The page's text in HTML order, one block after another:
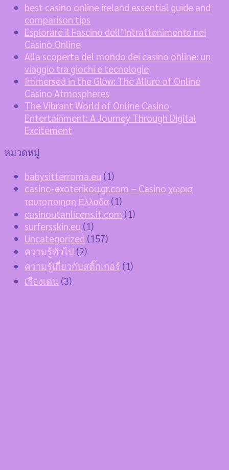
best casino online ireland essential guide and
comparison tips
Esplorare il Fascino dell’Intrattenimento nei
Casinò Online
Alla scoperta del mondo dei casino online: un
viaggio tra giochi e tecnologie
Immersed in the Glow: The Allure of Online
Casino Atmospheres
The Vibrant World of Online Casino
Entertainment: A Journey Through Digital
Excitement
หมวดหมู่
babysitterroma.eu (1)
casino-exoterikou.gr.com – Casino χωρισ
ταυτοποιηση Ελλαδα (1)
casinoutanlicens.it.com (1)
surfersskin.eu (1)
Uncategorized (157)
ความรู้ทั่วไป (2)
ความรู้เกี่ยวกับสติ๊กเกอร์ (1)
เรื่องเด่น (3)